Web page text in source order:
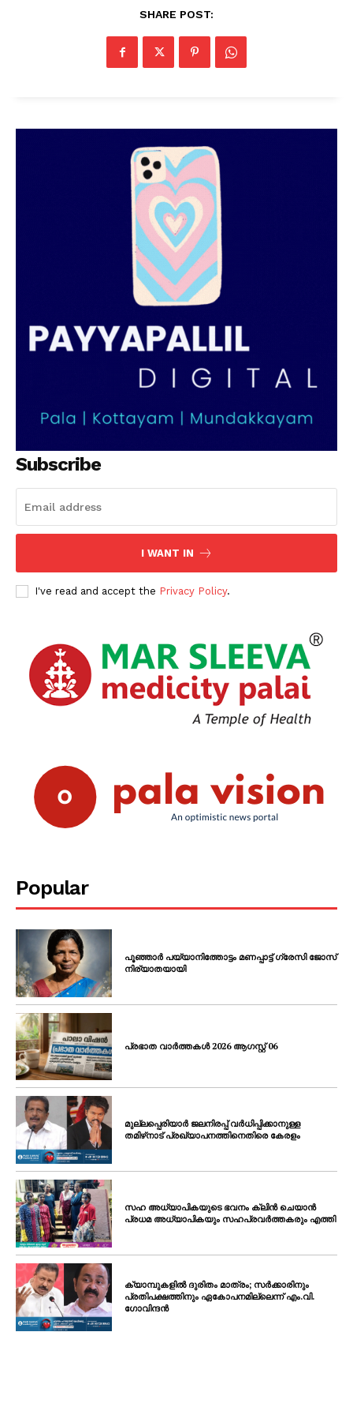
SHARE POST:
Subscribe
I WANT IN
I've read and accept the Privacy Policy.
Popular
പൂഞ്ഞാർ പയ്യാനിത്തോട്ടം മണപ്പാട്ട് ഗ്രേസി ജോസ്
നിര്യാതയായി
പ്രഭാത വാർത്തകൾ 2026 ആഗസ്റ്റ് 06
മുല്ലപ്പെരിയാർ ജലനിരപ്പ് വർധിപ്പിക്കാനുള്ള
തമിഴ്‌നാട് പ്രഖ്യാപനത്തിനെതിരെ കേരളം
സഹ അധ്യാപികയുടെ ഭവനം ക്ലിൻ ചെയാൻ
പ്രധമ അധ്യാപികയും സഹപ്രവർത്തകരും എത്തി
ക്യാമ്പുകളിൽ ദുരിതം മാത്രം; സർക്കാരിനും
പ്രതിപക്ഷത്തിനും ഏകോപനമില്ലെന്ന് എം.വി.
ഗോവിന്ദൻ